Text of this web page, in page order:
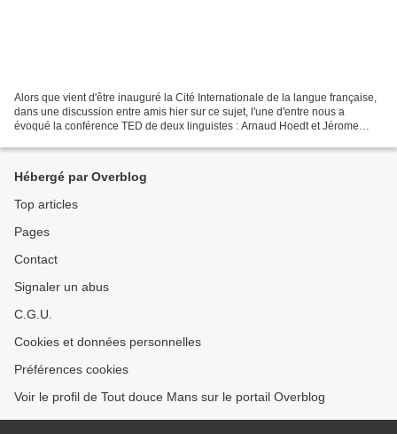
Alors que vient d'être inauguré la Cité Internationale de la langue française,
dans une discussion entre amis hier sur ce sujet, l'une d'entre nous a
évoqué la conférence TED de deux linguistes : Arnaud Hoedt et Jérome
Hébergé par Overblog
Top articles
Pages
Contact
Signaler un abus
C.G.U.
Cookies et données personnelles
Préférences cookies
Voir le profil de Tout douce Mans sur le portail Overblog